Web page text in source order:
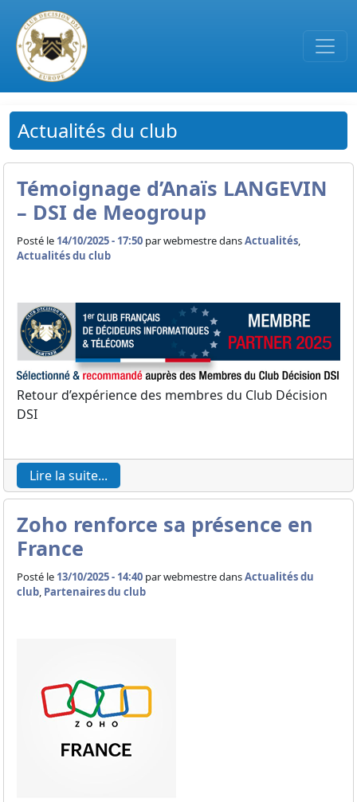
Passer au contenu principal
Actualités du club
Témoignage d’Anaïs LANGEVIN
– DSI de Meogroup
Posté le 14/10/2025 - 17:50 parwebmestre dansActualités,
Actualités du club
Retour d’expérience des membres du Club Décision
DSI
Lire la suite...
Zoho renforce sa présence en
France
Posté le 13/10/2025 - 14:40 parwebmestre dansActualités du
club, Partenaires du club